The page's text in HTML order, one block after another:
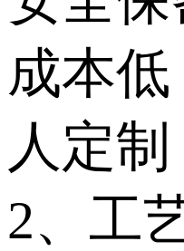
成本
人定制
2、工